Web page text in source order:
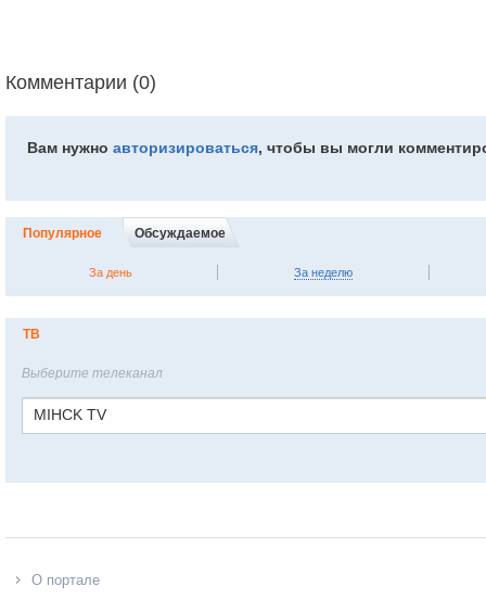
Комментарии (0)
Вам нужно авторизироваться, чтобы вы могли
Популярное Обсуждаемое
За день За неделю
ТВ
Выберите телеканал
MIHCK TV
О портале